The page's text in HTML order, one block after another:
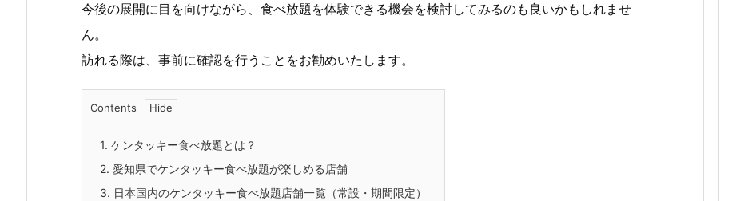
今後の展開に目を向けながら、食べ放題を体験できる機会を検討してみるのも良いかもしれませ
ん。
訪れる際は、事前に確認を行うことをお勧めいたします。
Contents
1. ケンタッキー食べ放題とは？
2. 愛知県でケンタッキー食べ放題が楽しめる店舗
3. 日本国内のケンタッキー食べ放題店舗一覧（常設・期間限定）